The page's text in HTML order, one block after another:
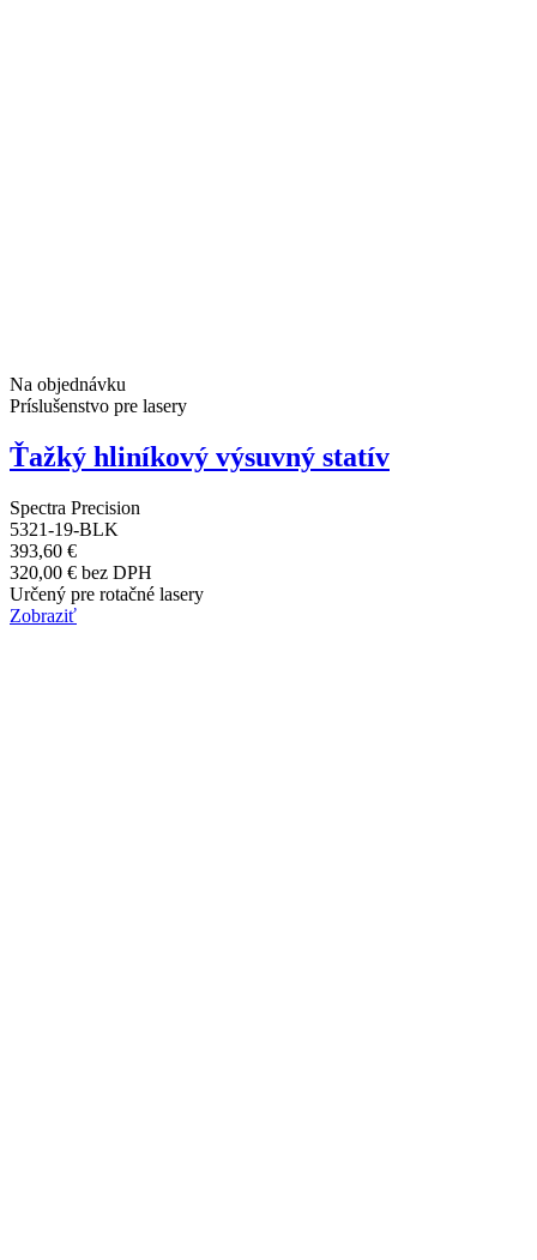
Na objednávku
Príslušenstvo pre lasery
Ťažký hliníkový výsuvný statív
Spectra Precision
5321-19-BLK
393,60 €
320,00 € bez DPH
Určený pre rotačné lasery
Zobraziť